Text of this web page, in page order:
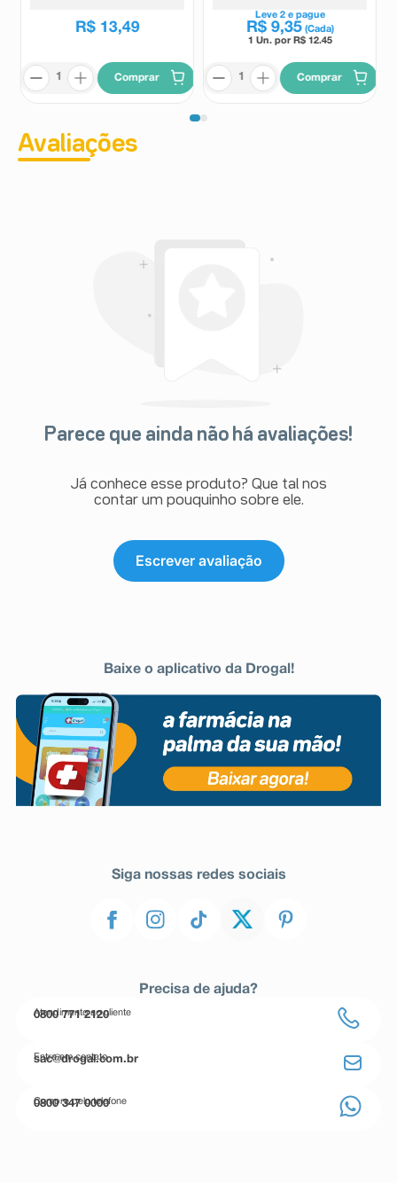
R$ 13,49
Comprar
Leve 2e pague
R$ 9,35 (Cada)
1 Un. por R$ 12.45
Comprar
Avaliações
Parece que ainda não há avaliações!
Já conhece esse produto? Que tal nos
contar um pouquinho sobre ele.
Escrever avaliação
Baixe o aplicativo da Drogal!
Siga nossas redes sociais
Precisa de ajuda?
Atendimento ao cliente
0800 771 2120
Entre em contato
sac@drogal.com.br
Compre pelo telefone
0800 347 0000